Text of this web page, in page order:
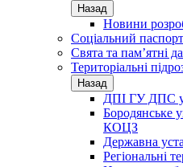
Назад
Новини
Соціальний
Свята та пам’ятні
Територіальні
Назад
ДПІ ГУ ДПС у
Бородянське
КОЦЗ
Державна
Регіональні